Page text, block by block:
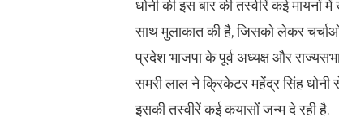
धोनी की इस बार की तस्वीरें कई
साथ मुलाकात की है, जिसको लेकर चर्चाओं
प्रदेश भाजपा के पूर्व अध्यक्ष और
समरी लाल ने क्रिकेटर महेंद्र सिंह धोनी
इसकी तस्वीरें कई कयासों जन्म दे रही है.